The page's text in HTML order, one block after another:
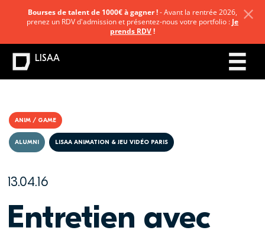
ANIM / GAME
13.04.16
ALUMNI LISAA ANIMATION & JEU VIDÉO PARIS
Entretien avec
Bourses de talent de 1000€ à gagner !- Avant la rentrée 2026,
prenez un RDV d'admission et présentez-nous votre portfolio : Je
prends RDV!
LISAA